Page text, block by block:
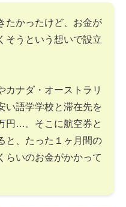
たかったけど、お金が
そうという想いで設立
カナダ・オーストラリ
い語学学校と滞在先を
円…。そこに航空券と
と、たった１ヶ月間の
らいのお金がかかって